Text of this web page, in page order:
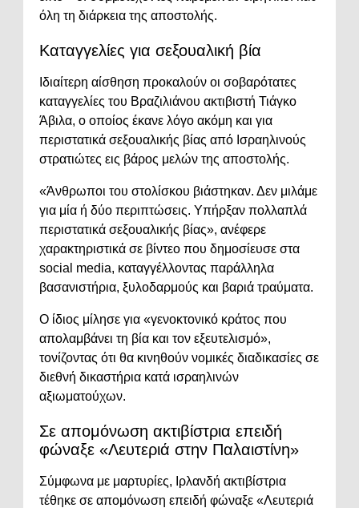
όλη τη διάρκεια της αποστολής.
Καταγγελίες για σεξουαλική βία
Ιδιαίτερη αίσθηση προκαλούν οι σοβαρότατες
καταγγελίες του Βραζιλιάνου ακτιβιστή Τιάγκο
Άβιλα, ο οποίος έκανε λόγο ακόμη και για
περιστατικά σεξουαλικής βίας από Ισραηλινούς
στρατιώτες εις βάρος μελών της αποστολής.
«Άνθρωποι του στολίσκου βιάστηκαν. Δεν μιλάμε
για μία ή δύο περιπτώσεις. Υπήρξαν πολλαπλά
περιστατικά σεξουαλικής βίας», ανέφερε
χαρακτηριστικά σε βίντεο που δημοσίευσε στα
social media, καταγγέλλοντας παράλληλα
βασανιστήρια, ξυλοδαρμούς και βαριά τραύματα.
Ο ίδιος μίλησε για «γενοκτονικό κράτος που
απολαμβάνει τη βία και τον εξευτελισμό»,
τονίζοντας ότι θα κινηθούν νομικές διαδικασίες σε
διεθνή δικαστήρια κατά ισραηλινών
αξιωματούχων.
Σε απομόνωση ακτιβίστρια επειδή
φώναξε «Λευτεριά στην Παλαιστίνη»
Σύμφωνα με μαρτυρίες, Ιρλανδή ακτιβίστρια
τέθηκε σε απομόνωση επειδή φώναξε «Λευτεριά